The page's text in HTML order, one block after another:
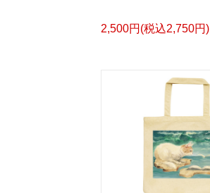
2,500円(税込2,750円)